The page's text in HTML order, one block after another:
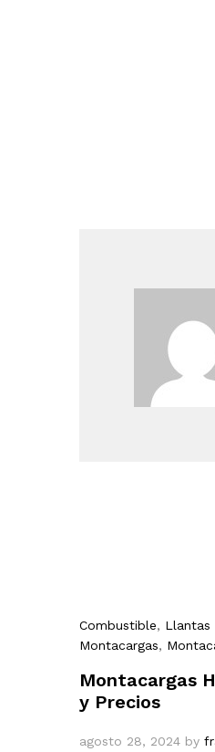
Combustible, Llantas
Montacargas,
Montacargas
y Precios
agosto 28, 2024 by